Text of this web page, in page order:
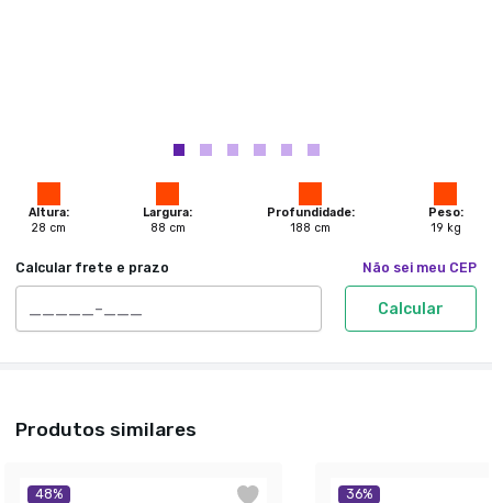
Altura:
28 cm
Largura:
88 cm
Profundidade:
188 cm
Peso:
19 kg
Calcular frete e prazo Não sei meu CEP
Calcular
Produtos similares
48% 36%